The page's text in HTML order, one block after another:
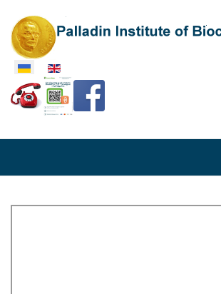
Оберіть свою мову